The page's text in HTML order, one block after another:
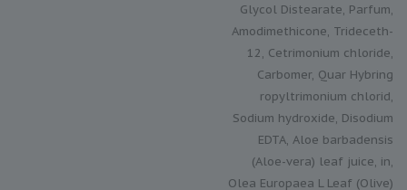
Glycol Distearate, Parfum,
Amodimethicone, Trideceth-
12, Cetrimonium chloride,
Carbomer, Quar Hybring
ropyltrimonium chlorid,
Sodium hydroxide, Disodium
EDTA, Aloe barbadensis
(Aloe-vera) leaf juice, in,
Olea Europaea L Leaf (Olive)